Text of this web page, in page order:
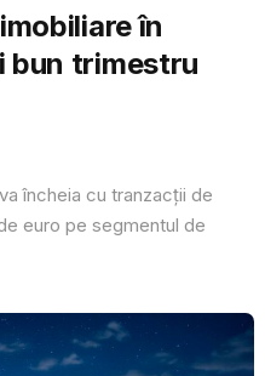
în
bun trimestru
încheia cu tranzacții de
euro pe segmentul de